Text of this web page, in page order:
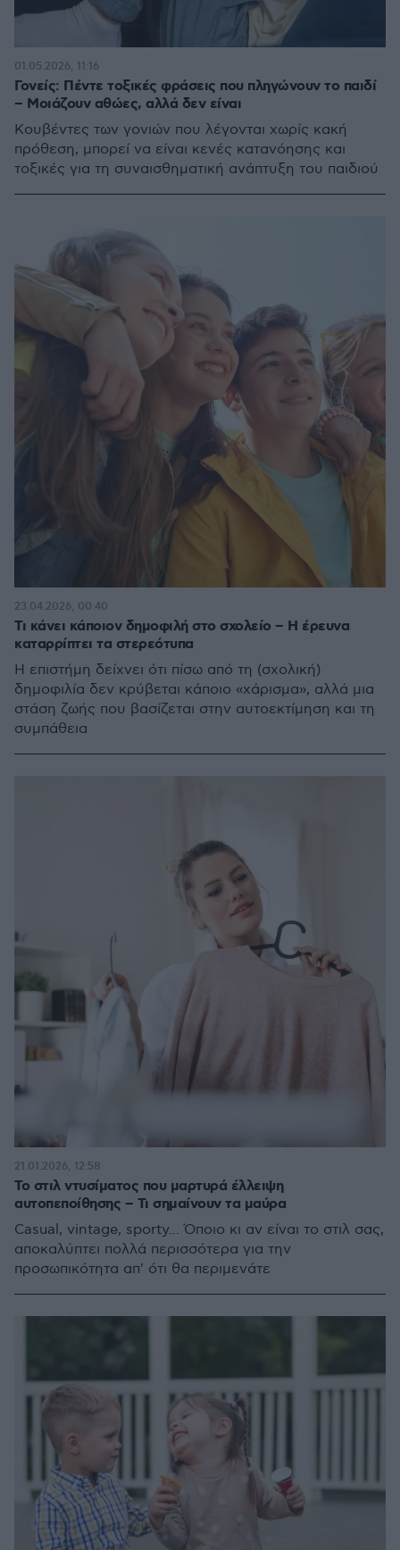
Γονείς: Πέντε τοξικές φράσεις που πληγώνουν το παιδί
– Μοιάζουν αθώες, αλλά δεν είναι
Κουβέντες των γονιών που λέγονται χωρίς κακή
πρόθεση, μπορεί να είναι κενές κατανόησης και
τοξικές για τη συναισθηματική ανάπτυξη του παιδιού
01.05.2026, 11:16
Τι κάνει κάποιον δημοφιλή στο σχολείο – Η έρευνα
καταρρίπτει τα στερεότυπα
Η επιστήμη δείχνει ότι πίσω από τη (σχολική)
δημοφιλία δεν κρύβεται κάποιο «χάρισμα», αλλά μια
στάση ζωής που βασίζεται στην αυτοεκτίμηση και τη
συμπάθεια
23.04.2026, 00:40
Το στιλ ντυσίματος που μαρτυρά έλλειψη
αυτοπεποίθησης – Τι σημαίνουν τα μαύρα
Casual, vintage, sporty... Όποιο κι αν είναι το στιλ σας,
αποκαλύπτει πολλά περισσότερα για την
προσωπικότητα απ' ότι θα περιμενάτε
21.01.2026, 12:58